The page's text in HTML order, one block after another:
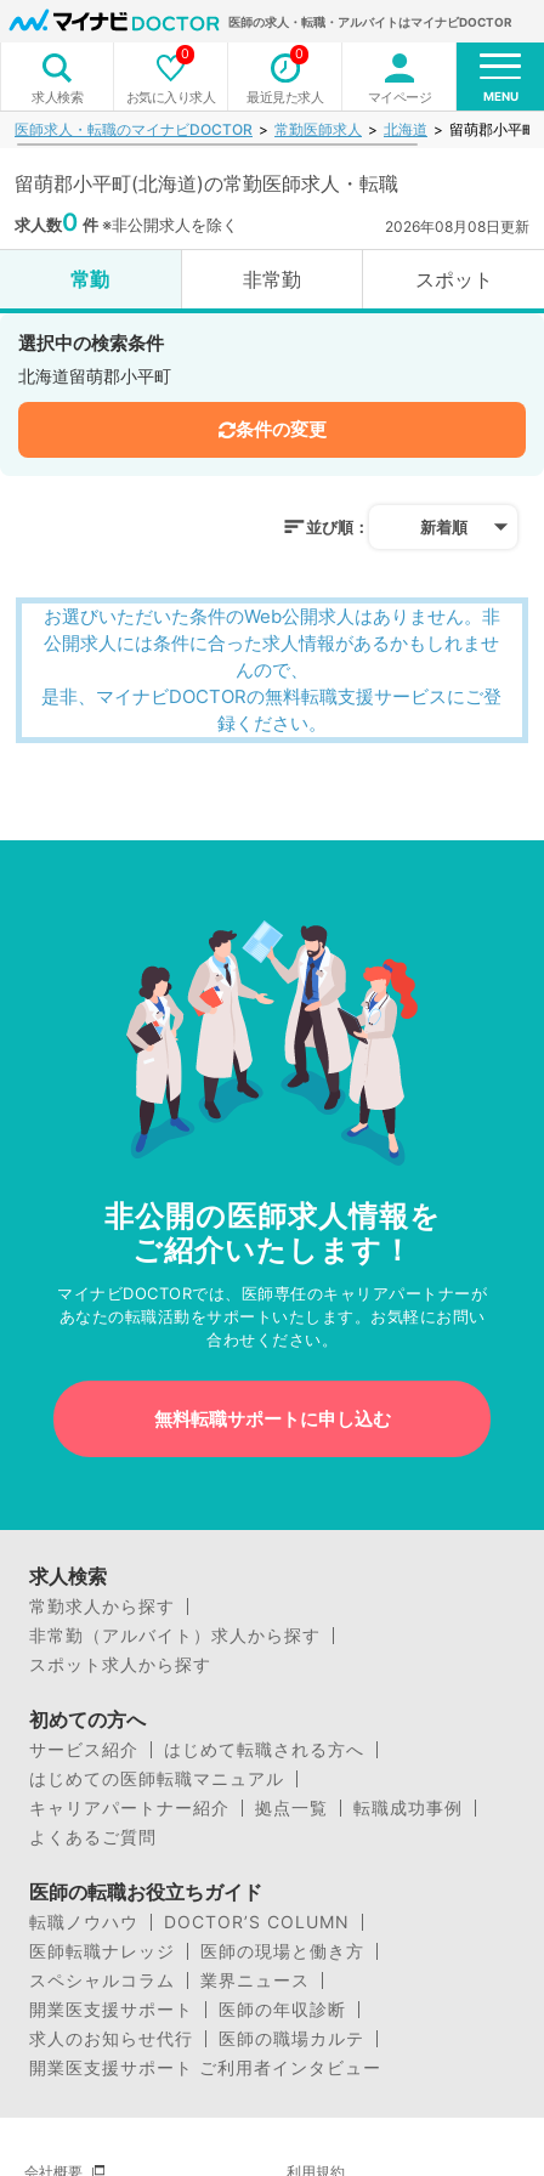
医師の求人・転職・アルバイトはマイナビDOCTOR
求人検索 お気に入り求人
0
最近見た求人
0
マイページ MENU
医師求人・転職のマイナビDOCTOR 常勤医師求人 北海道 留萌郡小平町
留萌郡小平町(北海道)の常勤医師求人・転職
求人数0 件※非公開求人を除く 2026年08月08日更新
常勤 非常勤 スポット
選択中の検索条件
北海道留萌郡小平町
条件の変更
並び順： 新着順
お選びいただいた条件のWeb公開求人はありません。非
公開求人には条件に合った求人情報があるかもしれませ
んので、
是非、マイナビDOCTORの無料転職支援サービスにご登
録ください。
非公開の医師求人情報を
ご紹介いたします！
マイナビDOCTORでは、医師専任のキャリアパートナーが
あなたの転職活動をサポートいたします。お気軽にお問い
合わせください。
無料転職サポートに申し込む
求人検索
常勤求人から探す
非常勤（アルバイト）求人から探す
スポット求人から探す
初めての方へ
サービス紹介
はじめて転職される方へ
はじめての医師転職マニュアル
キャリアパートナー紹介
拠点一覧
転職成功事例
よくあるご質問
医師の転職お役立ちガイド
転職ノウハウ
DOCTOR’S COLUMN
医師転職ナレッジ
医師の現場と働き方
スペシャルコラム
業界ニュース
開業医支援サポート
医師の年収診断
求人のお知らせ代行
医師の職場カルテ
開業医支援サポート ご利用者インタビュー
会社概要 利用規約